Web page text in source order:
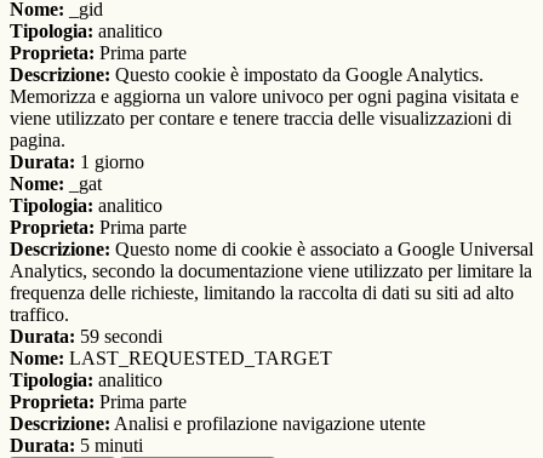
Nome: _gid
Tipologia: analitico
Proprieta: Prima parte
Descrizione: Questo cookie è impostato da Google Analytics.
Memorizza e aggiorna un valore univoco per ogni pagina visitata e
viene utilizzato per contare e tenere traccia delle visualizzazioni di
pagina.
Durata: 1 giorno
Nome: _gat
Tipologia: analitico
Proprieta: Prima parte
Descrizione: Questo nome di cookie è associato a Google Universal
Analytics, secondo la documentazione viene utilizzato per limitare la
frequenza delle richieste, limitando la raccolta di dati su siti ad alto
traffico.
Durata: 59 secondi
Nome: LAST_REQUESTED_TARGET
Tipologia: analitico
Proprieta: Prima parte
Descrizione: Analisi e profilazione navigazione utente
Durata: 5 minuti